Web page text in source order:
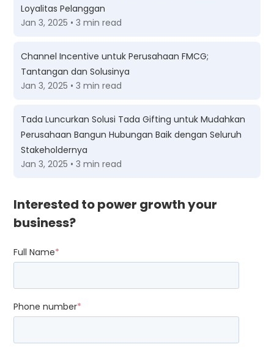
Loyalitas Pelanggan
Jan 3, 2025 • 3 min read
Channel Incentive untuk Perusahaan FMCG;
Tantangan dan Solusinya
Jan 3, 2025 • 3 min read
Tada Luncurkan Solusi Tada Gifting untuk Mudahkan
Perusahaan Bangun Hubungan Baik dengan Seluruh
Stakeholdernya
Jan 3, 2025 • 3 min read
Interested to power growth your
business?
Full Name*
Phone number*